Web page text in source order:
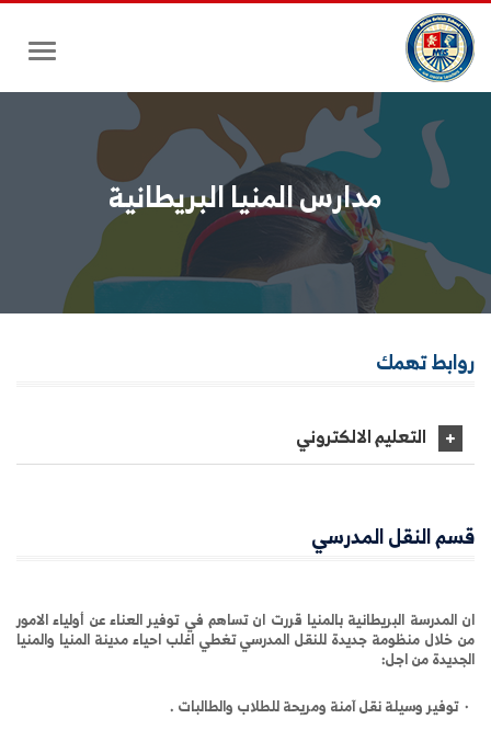
مدارس المنيا البريطانية
روابطتهمك
التعليم الالكتروني
قسم النقل المدرسي
ان المدرسة البريطانية بالمنيا قررت ان تساهم في توفير العناء عن أولياء الامور
من خلال منظومة جديدة للنقل المدرسي تغطي اغلب احياء مدينة المنيا والمنيا
الجديدة من اجل:
· توفير وسيلة نقل آمنة ومريحة للطلاب والطالبات .